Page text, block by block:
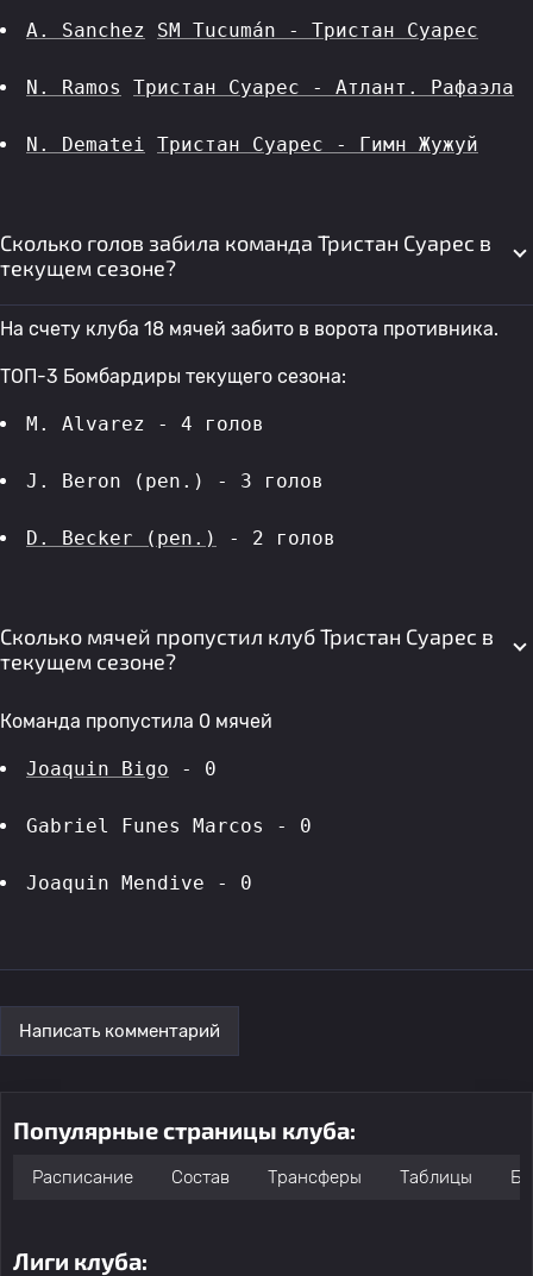
A. Sanchez SM Tucumán - Тристан Суарес
N. Ramos Тристан Суарес - Атлант. Рафаэла
N. Dematei Тристан Суарес - Гимн Жужуй
Сколько голов забила команда Тристан Суарес в
текущем сезоне?
На счету клуба 18 мячей забито в ворота противника.
ТОП-3 Бомбардиры текущего сезона:
M. Alvarez - 4 голов
J. Beron (pen.) - 3 голов
D. Becker (pen.) - 2 голов
Сколько мячей пропустил клуб Тристан Суарес в
текущем сезоне?
Команда пропустила 0 мячей
Joaquin Bigo - 0
Gabriel Funes Marcos - 0
Joaquin Mendive - 0
Написать комментарий
Популярные страницы клуба:
Расписание Состав Трансферы Таблицы
Лиги клуба: